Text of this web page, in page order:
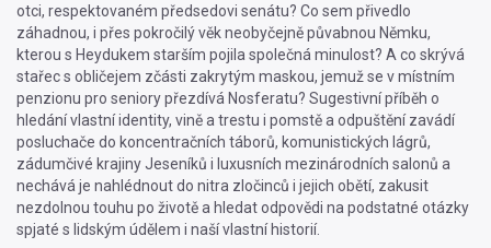
otci, respektovaném předsedovi senátu? Co sem přivedlo
záhadnou, i přes pokročilý věk neobyčejně půvabnou Němku,
kterou s Heydukem starším pojila společná minulost? A co skrývá
stařec s obličejem zčásti zakrytým maskou, jemuž se v místním
penzionu pro seniory přezdívá Nosferatu? Sugestivní příběh o
hledání vlastní identity, vině a trestu i pomstě a odpuštění zavádí
posluchače do koncentračních táborů, komunistických lágrů,
zádumčivé krajiny Jeseníků i luxusních mezinárodních salonů a
nechává je nahlédnout do nitra zločinců i jejich obětí, zakusit
nezdolnou touhu po životě a hledat odpovědi na podstatné otázky
spjaté s lidským údělem i naší vlastní historií.